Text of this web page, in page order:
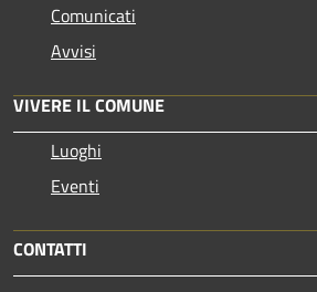
Comunicati
Avvisi
VIVERE IL COMUNE
Luoghi
Eventi
CONTATTI